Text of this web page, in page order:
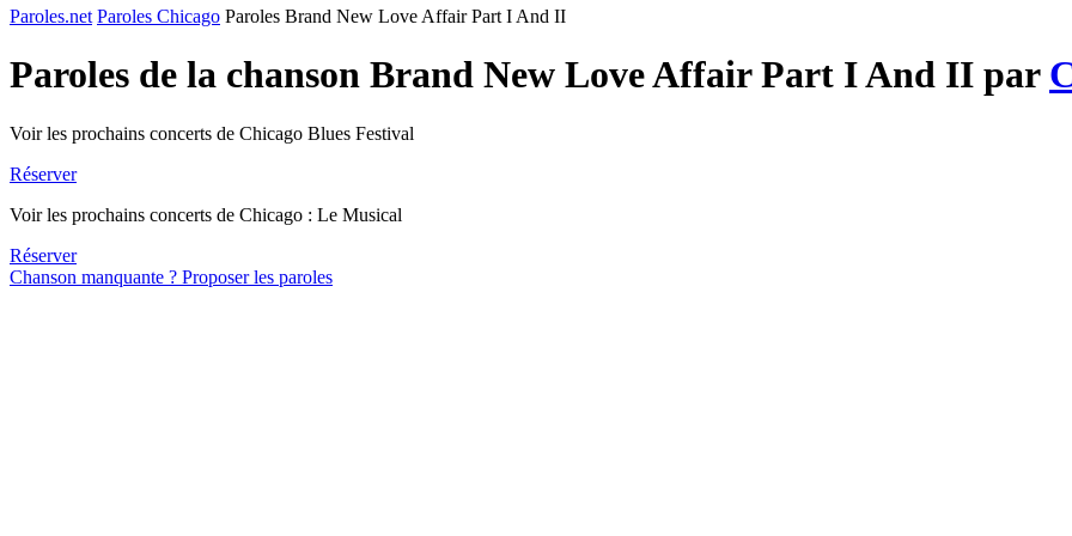
Paroles.net Paroles Chicago Paroles Brand New Love Affair Part I And II
Paroles de la chanson Brand New Love Affair Part I And II par
Voir les prochains concerts de Chicago Blues Festival
Réserver
Voir les prochains concerts de Chicago : Le Musical
Réserver
Chanson manquante ? Proposer les paroles